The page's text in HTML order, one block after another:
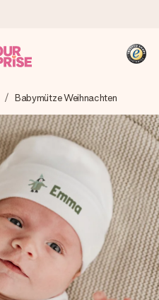
vor und schicken es
zum richtigen Zeitpunkt
am meisten zählt.
Bewertungen)
Kunden bewerten uns mit
aller Länder, in
Babymütze Weihnachten